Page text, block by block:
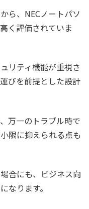
ら、NECノートパソ
く評価されていま
リティ機能が重視さ
びを前提とした設計
万一のトラブル時で
限に抑えられる点も
合にも、ビジネス向
なります。